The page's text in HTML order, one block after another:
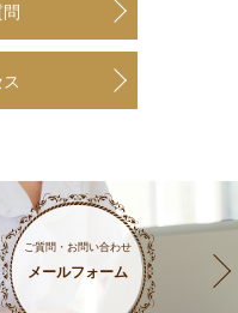
ご質問・お問い合わせ
メールフォーム